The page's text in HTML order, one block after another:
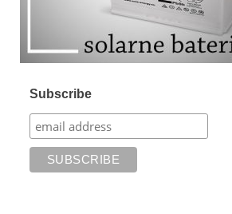
Subscribe